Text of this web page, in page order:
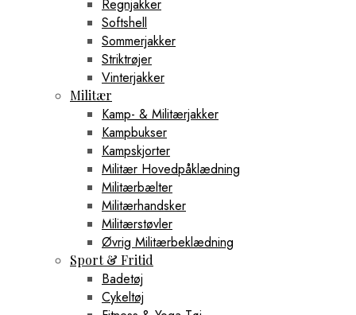
Regnjakker
Softshell
Sommerjakker
Striktrøjer
Vinterjakker
Militær
Kamp- & Militærjakker
Kampbukser
Kampskjorter
Militær Hovedpåklædning
Militærbælter
Militærhandsker
Militærstøvler
Øvrig Militærbeklædning
Sport & Fritid
Badetøj
Cykeltøj